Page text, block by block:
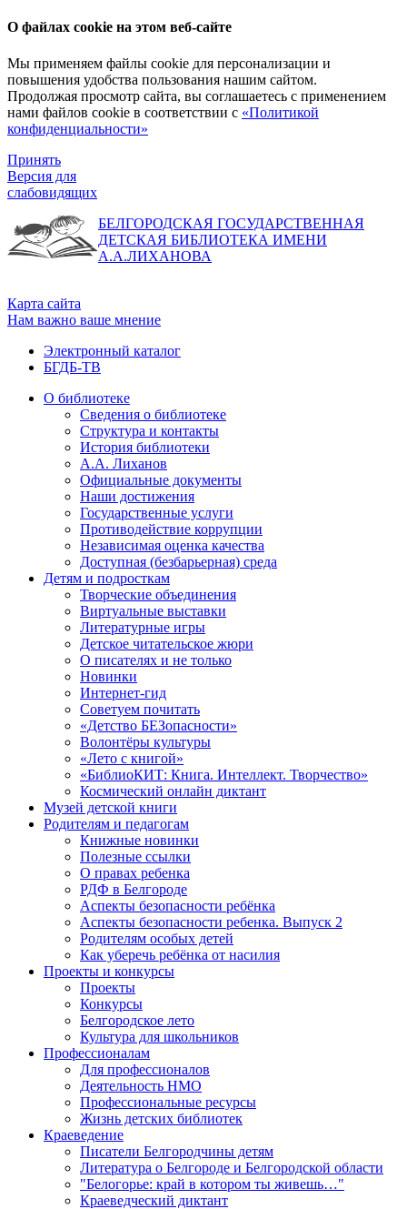
О файлах cookie на этом веб-сайте
Мы применяем файлы cookie для персонализации и
повышения удобства пользования нашим сайтом.
Продолжая просмотр сайта, вы соглашаетесь с применением
нами файлов cookie в соответствии с «Политикой
конфиденциальности»
Принять
Версия для
слабовидящих
БЕЛГОРОДСКАЯ ГОСУДАРСТВЕННАЯ
ДЕТСКАЯ БИБЛИОТЕКА ИМЕНИ
А.А.ЛИХАНОВА
Карта сайта
Нам важно ваше мнение
Электронный каталог
БГДБ-ТВ
О библиотеке
Сведения о библиотеке
Структура и контакты
История библиотеки
А.А. Лиханов
Официальные документы
Наши достижения
Государственные услуги
Противодействие коррупции
Независимая оценка качества
Доступная (безбарьерная) среда
Детям и подросткам
Творческие объединения
Виртуальные выставки
Литературные игры
Детское читательское жюри
О писателях и не только
Новинки
Интернет-гид
Советуем почитать
«Детство БЕЗопасности»
Волонтёры культуры
«Лето с книгой»
«БиблиоКИТ: Книга. Интеллект. Творчество»
Космический онлайн диктант
Музей детской книги
Родителям и педагогам
Книжные новинки
Полезные ссылки
О правах ребенка
РДФ в Белгороде
Аспекты безопасности ребёнка
Аспекты безопасности ребенка. Выпуск 2
Родителям особых детей
Как уберечь ребёнка от насилия
Проекты и конкурсы
Проекты
Конкурсы
Белгородское лето
Культура для школьников
Профессионалам
Для профессионалов
Деятельность НМО
Профессиональные ресурсы
Жизнь детских библиотек
Краеведение
Писатели Белгородчины детям
Литература о Белгороде и Белгородской области
"Белогорье: край в котором ты живешь…"
Краеведческий диктант